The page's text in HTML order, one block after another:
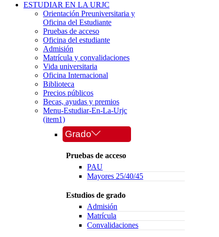
ESTUDIAR EN LA URJC
Orientación Preuniversitaria y
Oficina del Estudiante
Pruebas de acceso
Oficina del estudiante
Admisión
Matrícula y convalidaciones
Vida universitaria
Oficina Internacional
Biblioteca
Precios públicos
Becas, ayudas y premios
Menu-Estudiar-En-La-Urjc
(item1)
Grado
Pruebas de acceso
PAU
Mayores 25/40/45
Estudios de grado
Admisión
Matrícula
Convalidaciones